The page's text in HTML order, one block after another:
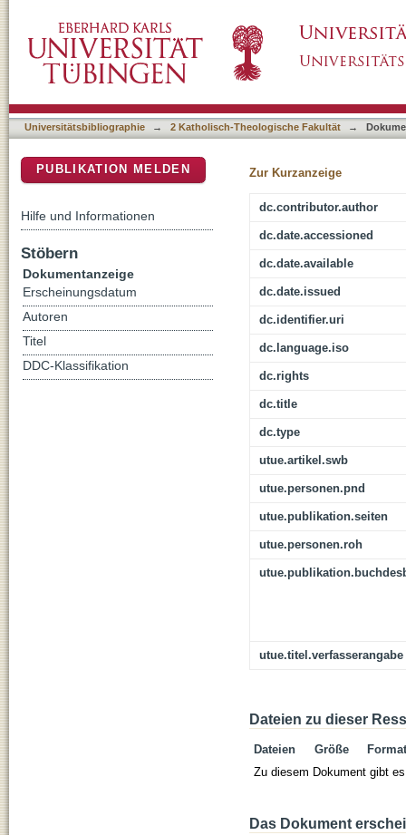
Universitätsbibliographie → 2 Katholisch-Theologische Fakultät →
Zur Kurzanzeige
dc.contributor.author
dc.date.accessioned
dc.date.available
dc.date.issued
dc.identifier.uri
dc.language.iso
dc.rights
dc.title
dc.type
utue.artikel.swb
utue.personen.pnd
utue.publikation.seiten
utue.personen.roh
utue.titel.verfasserangabe
Dateien zu dieser
Dateien Größe
Format
Zu diesem Dokument gibt
Das Dokument
PUBLIKATION MELDEN
Hilfe und Informationen
Stöbern
Dokumentanzeige
Erscheinungsdatum
Autoren
Titel
DDC-Klassifikation